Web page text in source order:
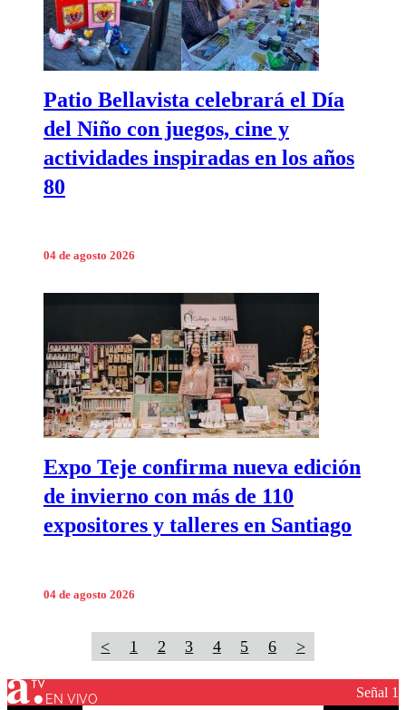
Patio Bellavista celebrará el Día
del Niño con juegos, cine y
actividades inspiradas en los años
80
04 de agosto 2026
Expo Teje confirma nueva edición
de invierno con más de 110
expositores y talleres en Santiago
04 de agosto 2026
< 1 2 3 4 5 6 >
EN VIVO Señal 1